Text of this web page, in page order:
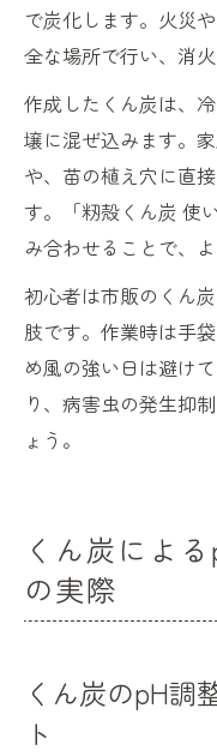
で炭化します。火災
全な場所で行い、消
作成したくん炭は、
壌に混ぜ込みます。
や、苗の植え穴に直
す。「籾殻くん炭 使
み合わせることで、
初心者は市販のくん
肢です。作業時は手
め風の強い日は避け
り、病害虫の発生抑
ょう。
くん炭によ
の実際
くん炭のpH調
ト